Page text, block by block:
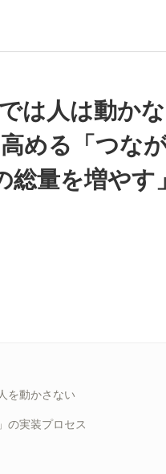
は人は動か
める「つな
総量を増やす
を動かさない
の実装プロセス